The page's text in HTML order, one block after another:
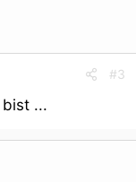
#3
...